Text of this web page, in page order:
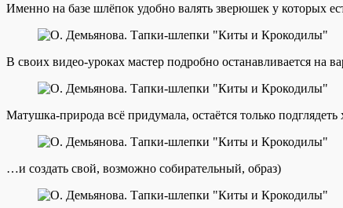
Именно на базе шлёпок удобно валять зверюшек у которых
В своих видео-уроках мастер подробно останавливается на
Матушка-природа всё придумала, остаётся только
…и создать свой, возможно собирательный, образ)